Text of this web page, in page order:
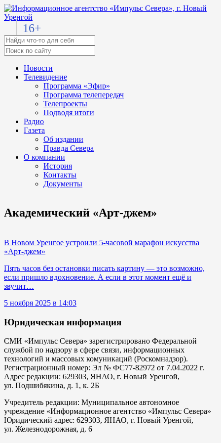
16+
Новости
Телевидение
Программа «Эфир»
Программа телепередач
Телепроекты
Подводя итоги
Радио
Газета
Об издании
Правда Севера
О компании
История
Контакты
Документы
Академический «Арт-джем»
В Новом Уренгое устроили 5-часовой марафон искусства
«Арт-джем»
Пять часов без остановки писать картину — это возможно,
если пришло вдохновение. А если в этот момент ещё и
звучит…
5 ноября 2025 в 14:03
Юридическая информация
СМИ «Импульс Севера» зарегистрировано Федеральной
службой по надзору в сфере связи, информационных
технологий и массовых комуникаций (Роскомнадзор).
Регистрационный номер: Эл № ФС77-82972 от 7.04.2022 г.
Адрес редакции: 629303, ЯНАО, г. Новый Уренгой,
ул. Подшибякина, д. 1, к. 2Б
Учредитель редакции: Муниципальное автономное
учреждение «Информационное агентство «Импульс Севера»
Юридический адрес: 629303, ЯНАО, г. Новый Уренгой,
ул. Железнодорожная, д. 6